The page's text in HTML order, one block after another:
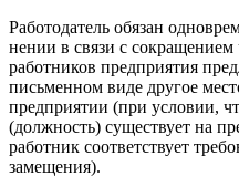
Работодатель обязан
нении в связи с
работни­ков предприятия
письменном виде дру­гое
предприятии (при усло­вии,
(должность) существует на
работник соответствует
замещения).